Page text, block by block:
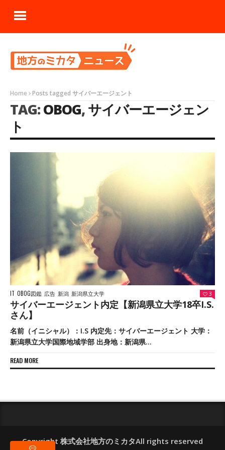
Home Posts tagged サイバーエージェント
TAG:OBOG,サイバーエージェン
ト
IT OBOG図鑑 広告 新潟 新潟県立大学 3
サイバーエージェント内定【新潟県立大学18卒I.S.
さん】
名前（イニシャル）：I.S 内定先：サイバーエージェント 大学：
新潟県立大学国際地域学部 出身地：新潟県...
READ MORE
Copyright 株式会社地方のミカタAll rights reserved